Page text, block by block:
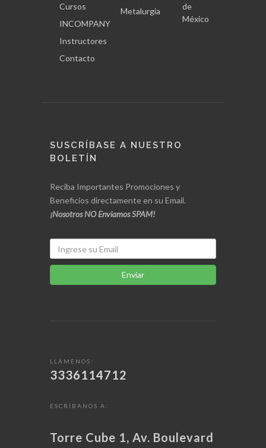
Cursos
INCOMPANY
Instructores
Contacto
Metalurgia
de
México
SUSCRÍBASE A NUESTRO
BOLETÍN
Reciba Importantes Promociones y
Beneficios directamente en su Email.
¡Nosotros NO Enviamos SPAM!
Enviar
LLÁMENOS:
3336114712
ESCRÍBANOS A:
Torre Cube 1, Av. Boulevard